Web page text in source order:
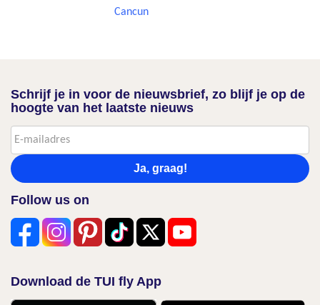
Cancun
Schrijf je in voor de nieuwsbrief, zo blijf je op de
hoogte van het laatste nieuws
Ja, graag!
Follow us on
Download de TUI fly App